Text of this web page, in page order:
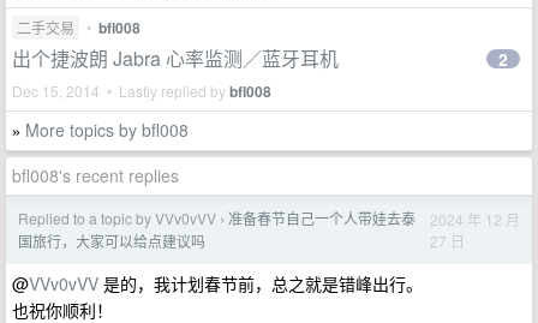
二手交易 • bfl008
出个捷波朗 Jabra 心率监测／蓝牙耳机
Dec 15, 2014 • Lastly replied bybfl008
2
» More topics by bfl008
bfl008's recent replies
Replied to a topic by VVv0vVV › 准备春节自己一个人带娃去泰
国旅行，大家可以给点建议吗
2024 年 12 月
27 日
@VVv0vVV 是的，我计划春节前，总之就是错峰出行。
也祝你顺利！